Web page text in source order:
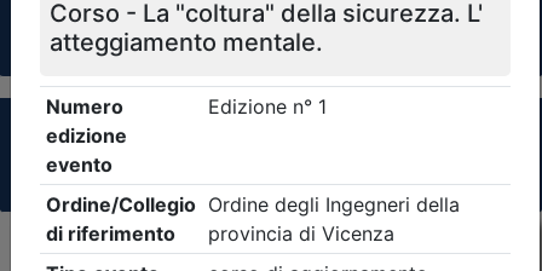
Il portale della formazione per Ordini e
Collegi Professionali
Clicca qui - espandi la sezione dei filtri ricerca
Criteri di ricerca applicati: